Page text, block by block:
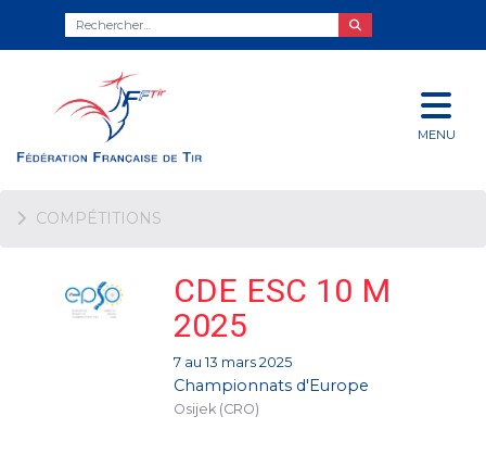
MENU
COMPÉTITIONS
CDE ESC 10 M
2025
7 au 13 mars 2025
Championnats d'Europe
Osijek (CRO)